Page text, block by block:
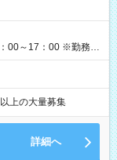
憩なし） 時給1,300
交通費 【試用期
00～17：00 ※勤務時
上の大量募集
詳細へ